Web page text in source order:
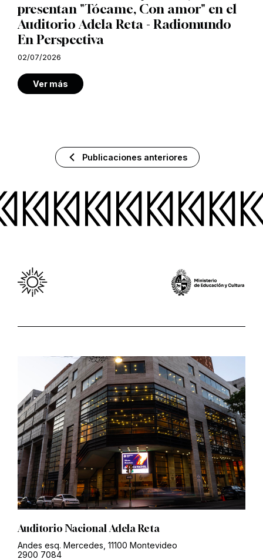
presentan "Tócame, Con amor" en el
Auditorio Adela Reta - Radiomundo
En Perspectiva
02/07/2026
Ver más
Publicaciones anteriores
Auditorio Nacional Adela Reta
Andes esq. Mercedes, 11100 Montevideo
2900 7084